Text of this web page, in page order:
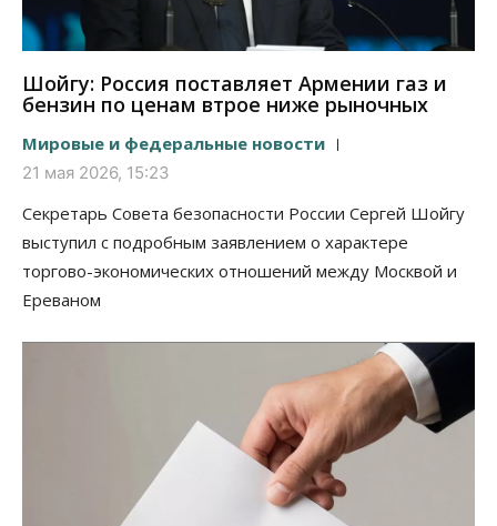
Шойгу: Россия поставляет Армении газ и
бензин по ценам втрое ниже рыночных
Мировые и федеральные новости
21 мая 2026, 15:23
Секретарь Совета безопасности России Сергей Шойгу
выступил с подробным заявлением о характере
торгово-экономических отношений между Москвой и
Ереваном